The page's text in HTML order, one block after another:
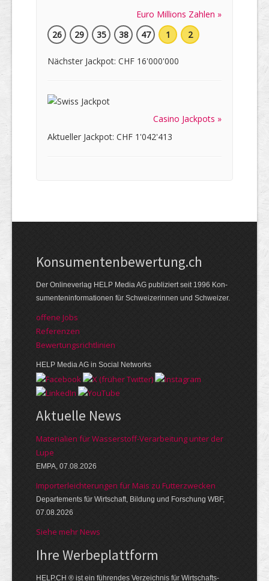
Euro Millions Zahlen »
26
29 35 38 47 1 2
Nächster Jackpot: CHF 16'000'000
Casino Jackpots »
Aktueller Jackpot: CHF 1'042'413
Kon­su­menten­be­wer­tung.ch
Der Online­verlag HELP Media AG publi­ziert seit 1996 Kon­
su­menten­infor­mationen für Schwei­zerinnen und Schweizer.
offene Jobs
Referenzen
Bewer­tungs­richt­linien
HELP Media AG in Social Networks
Aktuelle News
Materialien für Wasserstoff-Verarbeitung unter der
Lupe
EMPA, 07.08.2026
Importerleichterungen für Mais zu Futterzwecken
Departements für Wirtschaft, Bildung und Forschung WBF,
07.08.2026
Siehe mehr News
Ihre Werbe­platt­form
HELP.CH ® ist ein führendes Ver­zeich­nis für Wirt­schafts-